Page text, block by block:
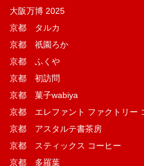
大阪万博 2025
京都 タルカ
京都 祇園ろか
京都 ふくや
京都 初訪問
京都 菓子wabiya
京都 エレファント ファクトリー
京都 アスタルテ書茶房
京都 スティックス コーヒー
京都 多羅葉